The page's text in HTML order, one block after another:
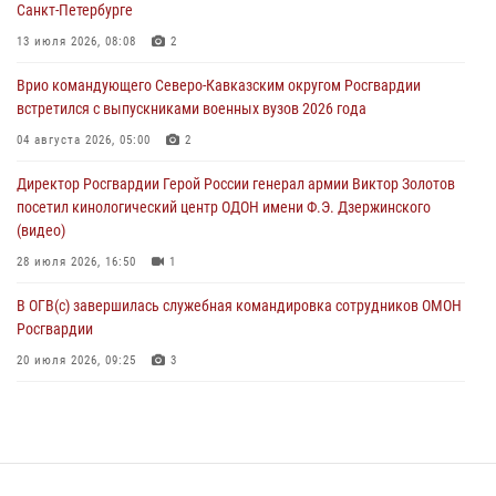
В Северо-Западном округе Росгвардии продолжаются мероприятия
08 августа 2026, 09:03 1
Росгвардейцы в ЛНР совершенствуют навыки тактической
08 августа 2026, 09:00
Санкт-Петербурге
13 июля 2026, 08:08 2
Врио командующего Северо-Кавказским округом Росгвардии
встретился с выпускниками военных вузов 2026 года
04 августа 2026, 05:00 2
Директор Росгвардии Герой России генерал армии Виктор Золотов
посетил кинологический центр ОДОН имени Ф.Э. Дзержинского
(видео)
28 июля 2026, 16:50 1
В ОГВ(с) завершилась служебная командировка сотрудников ОМОН
Росгвардии
20 июля 2026, 09:25 3